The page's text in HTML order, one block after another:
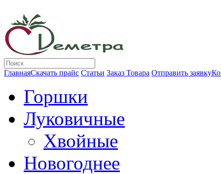
ГлавнаяСкачать прайс Статьи Заказ Товара Отправить заявку
Горшки
Луковичные
Хвойные
Новогоднее